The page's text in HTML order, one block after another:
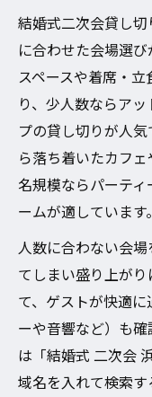
結婚式二次会貸し
に合わせた会場選
スペースや着席・
り、少人数ならア
プの貸し切りが人
ら落ち着いたカフ
名規模ならパーテ
ームが適しています。
人数に合わない会
てしまい盛り上が
て、ゲストが快適
ーや音響など）も
は「結婚式 二次会
域名を入れて検索